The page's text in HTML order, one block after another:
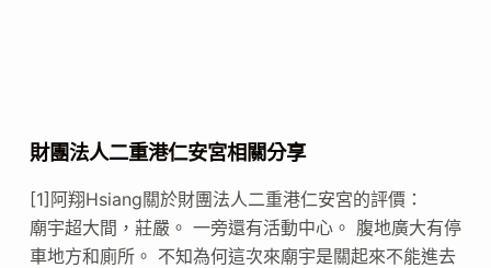
財團法人二重港仁安宮相關分享
[1]阿翔Hsiang關於財團法人二重港仁安宮的評價：
廟宇超大間，莊嚴。 一旁還有活動中心。 腹地廣大有停
車地方和廁所。 不知為何這次來廟宇是關起來不能進去